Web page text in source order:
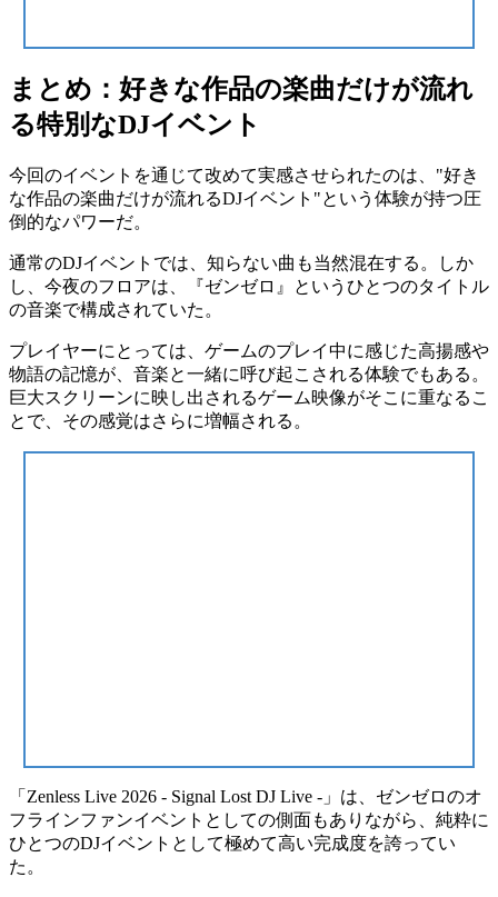
まとめ：好きな作品の楽曲だけが流れ
る特別なDJイベント
今回のイベントを通じて改めて実感させられたのは、 "好き
な作品の楽曲だけが流れるDJイベント"という体験が持つ圧
倒的なパワーだ。
通常のDJイベントでは、知らない曲も当然混在する。しか
し、今夜のフロアは、『ゼンゼロ』というひとつのタイトル
の音楽で構成されていた。
プレイヤーにとっては、ゲームのプレイ中に感じた高揚感や
物語の記憶が、音楽と一緒に呼び起こされる体験でもある。
巨大スクリーンに映し出されるゲーム映像がそこに重なるこ
とで、その感覚はさらに増幅される。
「Zenless Live 2026 - Signal Lost DJ Live -」は、ゼンゼロのオ
フラインファンイベントとしての側面もありながら、 純粋に
ひとつのDJイベントとして極めて高い完成度を誇ってい
た 。